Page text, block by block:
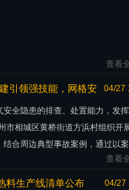
查看
04/27
引领强技能，网格安
全隐患的排查、处置能力，发
市相城区黄桥街道方浜村组织开
合周边典型事故案例，通过以
查看
04/27
料生产线清单公布